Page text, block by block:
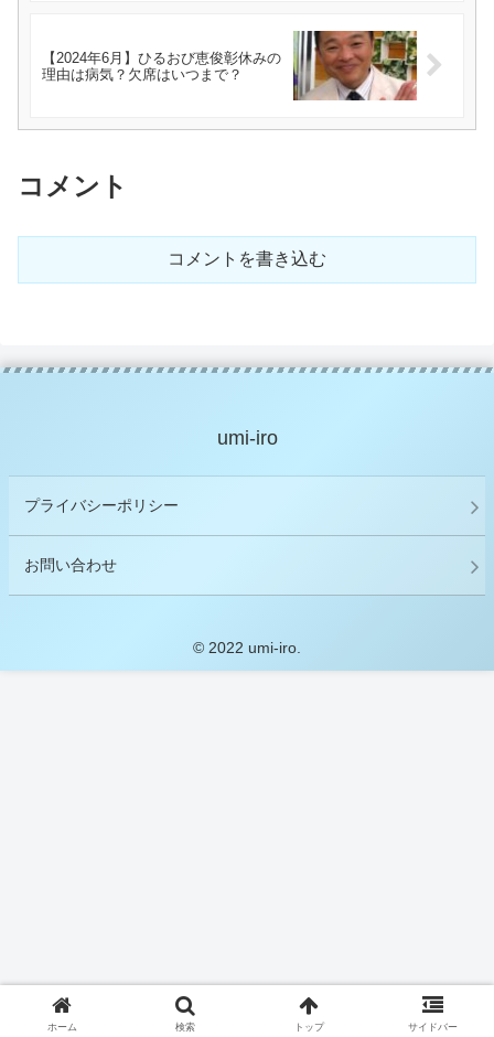
【2024年6月】ひるおび恵俊彰休みの
理由は病気？欠席はいつまで？
コメント
コメントを書き込む
umi-iro
プライバシーポリシー
お問い合わせ
© 2022 umi-iro.
ホーム 検索 トップ サイドバー